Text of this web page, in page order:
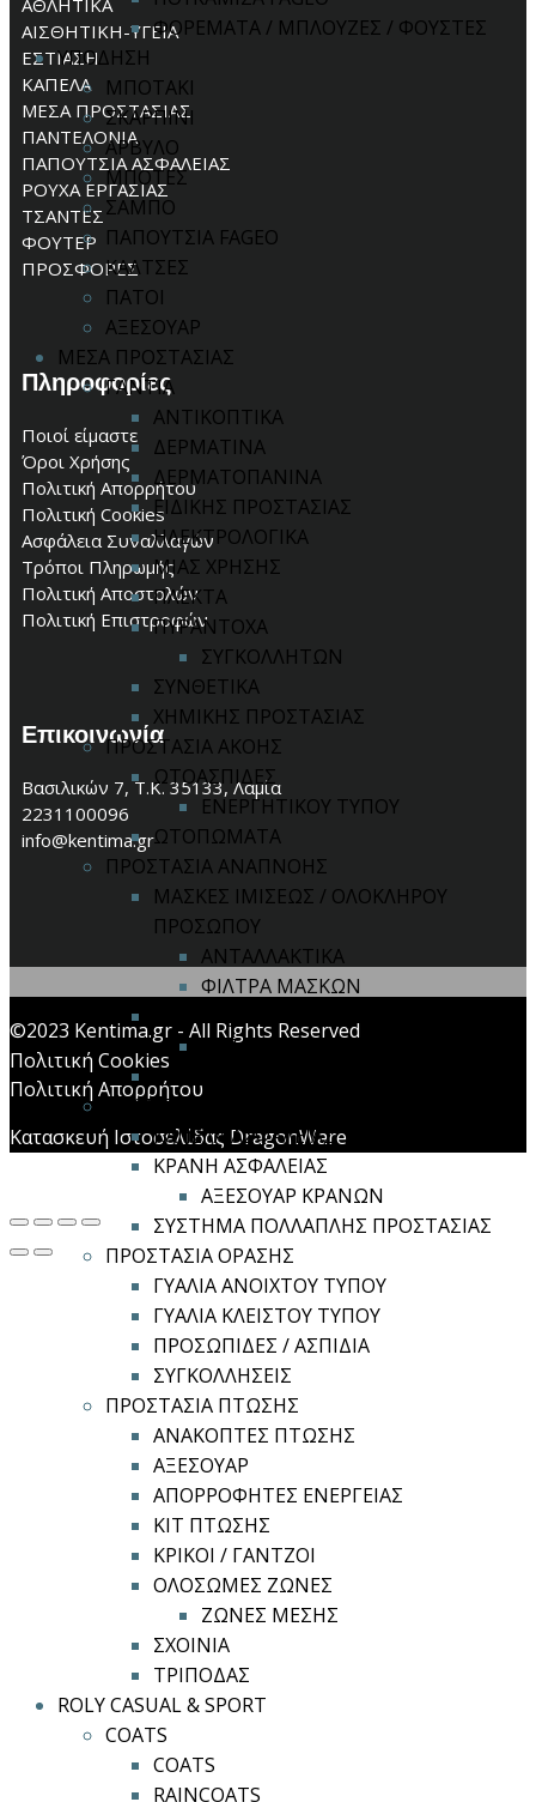
ΦΟΡΕΜΑΤΑ / ΜΠΛΟΥΖΕΣ / ΦΟΥΣΤΕΣ
ΥΠΟΔΗΣΗ
ΜΠΟΤΑΚΙ
ΣΚΑΡΠΙΝΙ
ΑΡΒΥΛΟ
ΜΠΟΤΕΣ
ΣΑΜΠΟ
ΠΑΠΟΥΤΣΙΑ FAGEO
ΚΑΛΤΣΕΣ
ΠΑΤΟΙ
ΑΞΕΣΟΥΑΡ
ΜΕΣΑ ΠΡΟΣΤΑΣΙΑΣ
ΓΑΝΤΙΑ
ΑΝΤΙΚΟΠΤΙΚΑ
ΔΕΡΜΑΤΙΝΑ
ΔΕΡΜΑΤΟΠΑΝΙΝΑ
ΕΙΔΙΚΗΣ ΠΡΟΣΤΑΣΙΑΣ
ΗΛΕΚΤΡΟΛΟΓΙΚΑ
ΜΙΑΣ ΧΡΗΣΗΣ
ΠΛΕΚΤΑ
ΠΥΡΑΝΤΟΧΑ
ΣΥΓΚΟΛΛΗΤΩΝ
ΣΥΝΘΕΤΙΚΑ
ΧΗΜΙΚΗΣ ΠΡΟΣΤΑΣΙΑΣ
ΠΡΟΣΤΑΣΙΑ ΑΚΟΗΣ
ΩΤΟΑΣΠΙΔΕΣ
ΕΝΕΡΓΗΤΙΚΟΥ ΤΥΠΟΥ
ΩΤΟΠΩΜΑΤΑ
ΠΡΟΣΤΑΣΙΑ ΑΝΑΠΝΟΗΣ
ΜΑΣΚΕΣ ΙΜΙΣΕΩΣ / ΟΛΟΚΛΗΡΟΥ
ΠΡΟΣΩΠΟΥ
ΑΝΤΑΛΛΑΚΤΙΚΑ
ΦΙΛΤΡΑ ΜΑΣΚΩΝ
ΣΥΣΤΗΜΑ ΠΑΡΟΧΗΣ ΑΕΡΑ
ΑΝΤΑΛΛΑΚΤΙΚΑ
ΦΙΛΤΡΟΜΑΣΚΕΣ
ΠΡΟΣΤΑΣΙΑ ΚΕΦΑΛΗΣ
ΚΑΠΕΛΑ ΑΣΦΑΛΕΙΑΣ
ΚΡΑΝΗ ΑΣΦΑΛΕΙΑΣ
ΑΞΕΣΟΥΑΡ ΚΡΑΝΩΝ
ΣΥΣΤΗΜΑ ΠΟΛΛΑΠΛΗΣ ΠΡΟΣΤΑΣΙΑΣ
ΠΡΟΣΤΑΣΙΑ ΟΡΑΣΗΣ
ΓΥΑΛΙΑ ΑΝΟΙΧΤΟΥ ΤΥΠΟΥ
ΓΥΑΛΙΑ ΚΛΕΙΣΤΟΥ ΤΥΠΟΥ
ΠΡΟΣΩΠΙΔΕΣ / ΑΣΠΙΔΙΑ
ΣΥΓΚΟΛΛΗΣΕΙΣ
ΠΡΟΣΤΑΣΙΑ ΠΤΩΣΗΣ
ΑΝΑΚΟΠΤΕΣ ΠΤΩΣΗΣ
ΑΞΕΣΟΥΑΡ
ΑΠΟΡΡΟΦΗΤΕΣ ΕΝΕΡΓΕΙΑΣ
ΚΙΤ ΠΤΩΣΗΣ
ΚΡΙΚΟΙ / ΓΑΝΤΖΟΙ
ΟΛΟΣΩΜΕΣ ΖΩΝΕΣ
ΖΩΝΕΣ ΜΕΣΗΣ
ΣΧΟΙΝΙΑ
ΤΡΙΠΟΔΑΣ
ROLY CASUAL & SPORT
COATS
COATS
RAINCOATS
ΑΙΣΘΗΤΙΚΗ-ΥΓΕΙΑ
ΕΣΤΙΑΣΗ
ΚΑΠΕΛΑ
ΜΕΣΑ ΠΡΟΣΤΑΣΙΑΣ
ΠΑΝΤΕΛΟΝΙΑ
ΠΑΠΟΥΤΣΙΑ ΑΣΦΑΛΕΙΑΣ
ΡΟΥΧΑ ΕΡΓΑΣΙΑΣ
ΤΣΑΝΤΕΣ
ΦΟΥΤΕΡ
ΠΡΟΣΦΟΡΕΣ
Πληροφορίες
Ποιοί είμαστε
Όροι Χρήσης
Πολιτική Απορρήτου
Πολιτική Cookies
Ασφάλεια Συναλλαγών
Τρόποι Πληρωμής
Πολιτική Αποστολών
Πολιτική Επιστροφών
Επικοινωνία
Βασιλικών 7, Τ.Κ. 35133, Λαμία
2231100096
info@kentima.gr
©2023 Kentima.gr - All Rights Reserved
Πολιτική Cookies
Πολιτική Απορρήτου
Κατασκευή Ιστοσελίδας DragonWare